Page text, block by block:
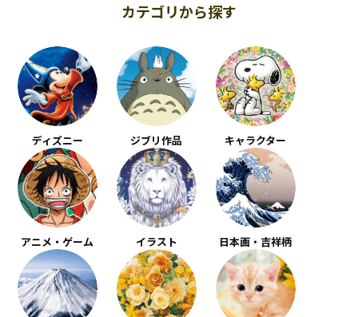
カテゴリから探す
ディズニー ジブリ作品 キャラクター
アニメ・ゲーム イラスト 日本画・吉祥柄